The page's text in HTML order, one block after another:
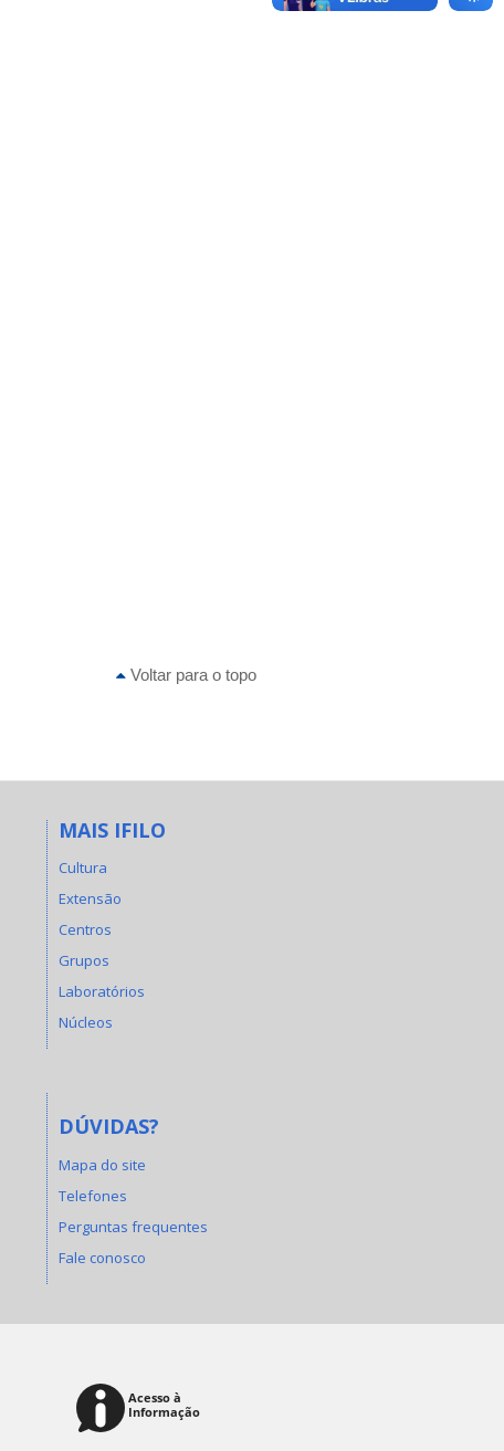
Voltar para o topo
MAIS IFILO
Cultura
Extensão
Centros
Grupos
Laboratórios
Núcleos
DÚVIDAS?
Mapa do site
Telefones
Perguntas frequentes
Fale conosco